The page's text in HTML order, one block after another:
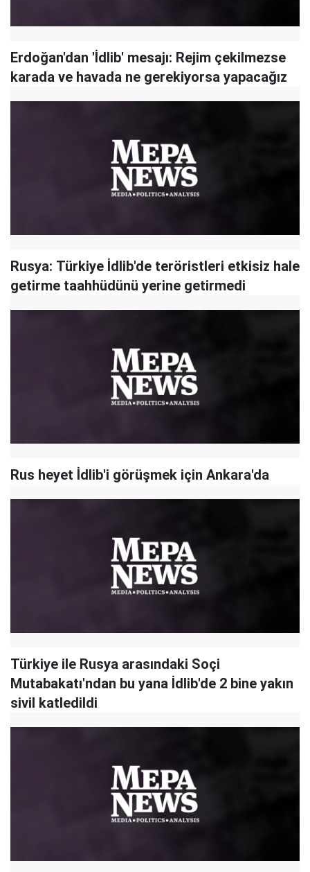
Erdoğan'dan 'İdlib' mesajı: Rejim çekilmezse
karada ve havada ne gerekiyorsa yapacağız
Rusya: Türkiye İdlib'de teröristleri etkisiz hale
getirme taahhüdünü yerine getirmedi
Rus heyet İdlib'i görüşmek için Ankara'da
Türkiye ile Rusya arasındaki Soçi
Mutabakatı'ndan bu yana İdlib'de 2 bine yakın
sivil katledildi